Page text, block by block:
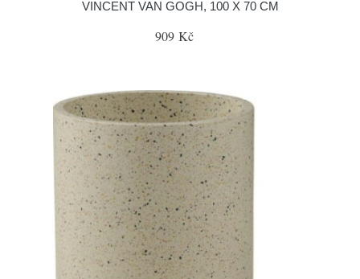
VINCENT VAN GOGH, 100 X 70 CM
909 Kč